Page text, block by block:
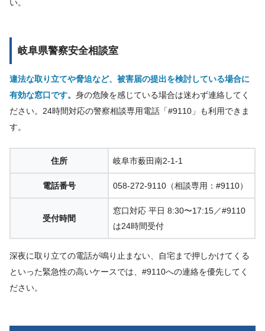
い。
岐阜県警察安全相談室
違法な取り立てや脅迫など、被害届の提出を検討している場合に
有効な窓口です。 身の危険を感じている場合は迷わず連絡してく
ださい。24時間対応の警察相談専用電話「#9110」も利用できま
す。
住所 岐阜市薮田南2-1-1
電話番号 058-272-9110（相談専用：#9110）
受付時間
窓口対応 平日 8:30〜17:15／#9110
は24時間受付
深夜に取り立ての電話が鳴り止まない、自宅まで押しかけてくる
といった緊急性の高いケースでは、#9110への連絡を優先してく
ださい。